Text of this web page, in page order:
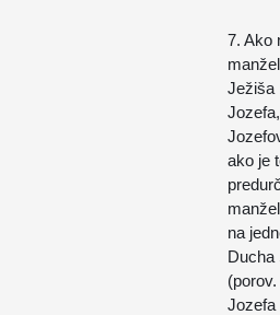
7. Ako
Ježiša
ako je
na
Ducha
Jozefa